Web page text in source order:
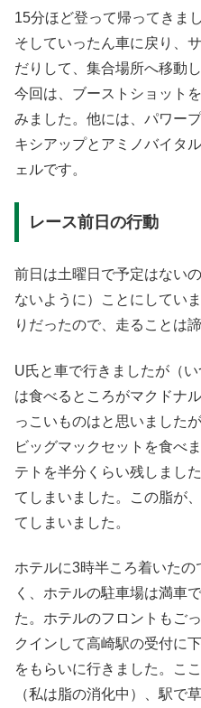
15分ほど登って帰ってきまし
そしていったん車に戻り、
だりして、集合場所へ移動し
今回は、ブーストショット
みました。他には、パワー
キシアップとアミノバイタ
ェルです。
レース前日の行動
前日は土曜日で予定はない
ないように）ことにしてい
りだったので、走ることは
U氏と車で行きましたが（
は食べるところがマクドナ
っこいものはと思いました
ビッグマックセットを食べ
テトを半分くらい残しまし
てしまいました。この脂が
てしまいました。
ホテルに3時半ころ着いた
く、ホテルの駐車場は満車
た。ホテルのフロントもご
クインして高崎駅の受付に
をもらいに行きました。こ
（私は脂の消化中）、駅で